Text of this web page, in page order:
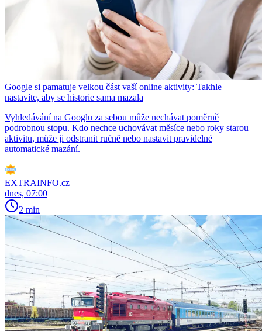
Google si pamatuje velkou část vaší online aktivity: Takhle
nastavíte, aby se historie sama mazala
Vyhledávání na Googlu za sebou může nechávat poměrně
podrobnou stopu. Kdo nechce uchovávat měsíce nebo roky starou
aktivitu, může ji odstranit ručně nebo nastavit pravidelné
automatické mazání.
EXTRAINFO.cz
dnes, 07:00
2 min